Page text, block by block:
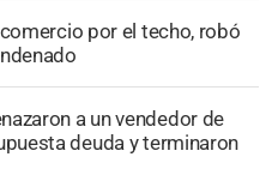
por el techo, robó
a un vendedor de
deuda y terminaron